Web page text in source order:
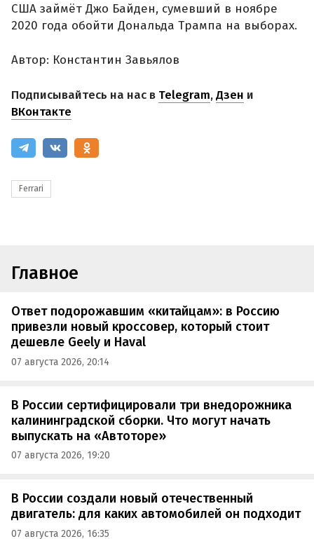
США займёт Джо Байден, сумевший в ноябре
2020 года обойти Дональда Трампа на выборах.
Автор: Константин Завьялов
Подписывайтесь на нас в Telegram,Дзен и
ВКонтакте
Ferrari
Главное
Ответ подорожавшим «китайцам»: в Россию
привезли новый кроссовер, который стоит
дешевле Geely и Haval
07 августа 2026, 20:14
В России сертифицировали три внедорожника
калининградской сборки. Что могут начать
выпускать на «Автоторе»
07 августа 2026, 19:20
В России создали новый отечественный
двигатель: для каких автомобилей он подходит
07 августа 2026, 16:35